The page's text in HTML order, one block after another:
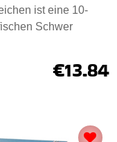
ist eine 10-
Schwer
€13.84